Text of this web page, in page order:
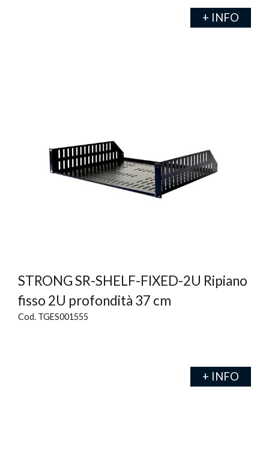
+ INFO
STRONG SR-SHELF-FIXED-2U Ripiano
fisso 2U profondità 37 cm
Cod. TGES001555
+ INFO